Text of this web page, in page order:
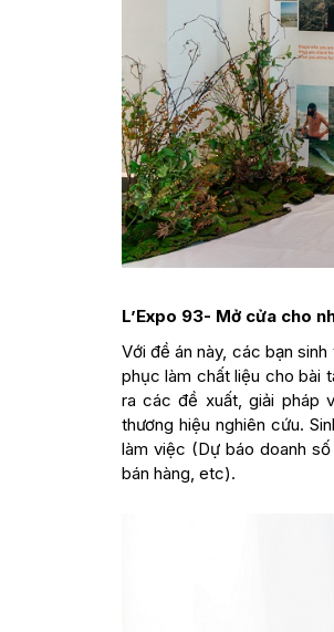
L’Expo 93- Mở cửa cho
Với đề án này, các bạn
phục làm chất liệu cho bài
ra các đề xuất, giải pháp
thương hiệu nghiên cứu.
làm việc (Dự báo doanh
bán hàng, etc).